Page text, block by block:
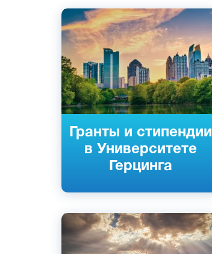
Гранты и стипендии
в Университете
Герцинга
Английский
Милуоки, США
Частный
Английский
Лейкленд, США
Частный